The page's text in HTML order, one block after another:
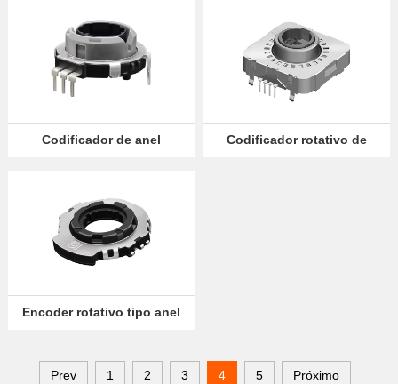
Codificador de anel
Codificador rotativo de
Encoder rotativo tipo anel
Prev 1 2 3 4 5 Próximo